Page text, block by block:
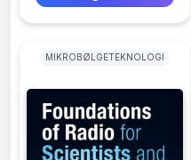
MIKROBØLGETEKNOLOGI